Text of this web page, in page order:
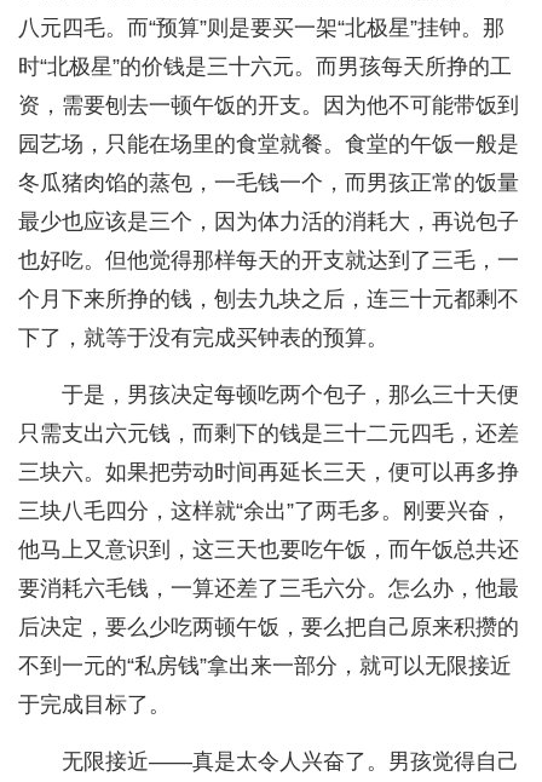
八元四毛。而“预算”则是要买一架“北极星”挂钟。那
时“北极星”的价钱是三十六元。而男孩每天所挣的工
资，需要刨去一顿午饭的开支。因为他不可能带饭到
园艺场，只能在场里的食堂就餐。食堂的午饭一般是
冬瓜猪肉馅的蒸包，一毛钱一个，而男孩正常的饭量
最少也应该是三个，因为体力活的消耗大，再说包子
也好吃。但他觉得那样每天的开支就达到了三毛，一
个月下来所挣的钱，刨去九块之后，连三十元都剩不
下了，就等于没有完成买钟表的预算。
于是，男孩决定每顿吃两个包子，那么三十天便
只需支出六元钱，而剩下的钱是三十二元四毛，还差
三块六。如果把劳动时间再延长三天，便可以再多挣
三块八毛四分，这样就“余出”了两毛多。刚要兴奋，
他马上又意识到，这三天也要吃午饭，而午饭总共还
要消耗六毛钱，一算还差了三毛六分。怎么办，他最
后决定，要么少吃两顿午饭，要么把自己原来积攒的
不到一元的“私房钱”拿出来一部分，就可以无限接近
于完成目标了。
无限接近——真是太令人兴奋了。男孩觉得自己